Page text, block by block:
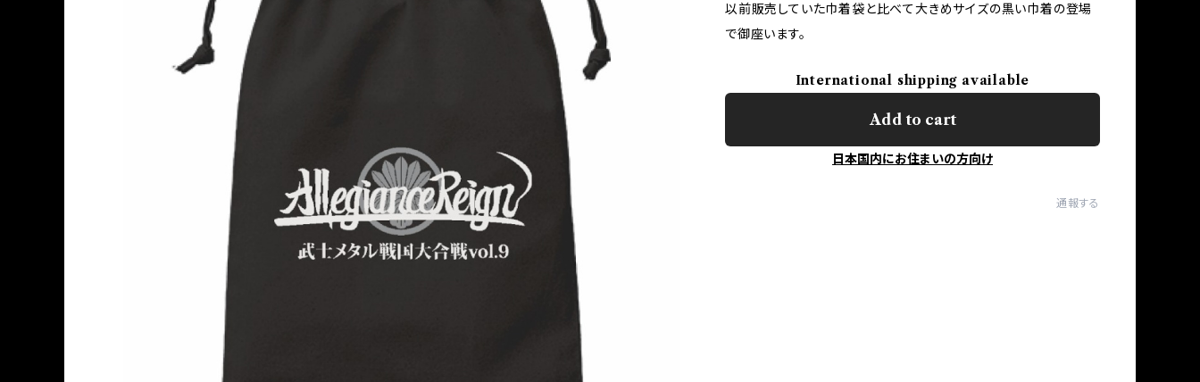
以前販売していた巾着袋と比べて大きめサイズの黒い巾着の登場
で御座います。
International shipping available
Add to cart
日本国内にお住まいの方向け
通報する